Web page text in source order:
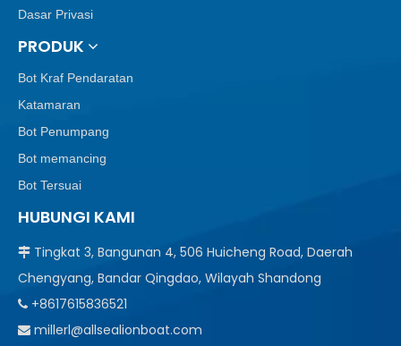
Dasar Privasi
PRODUK
Bot Kraf Pendaratan
Katamaran
Bot Penumpang
Bot memancing
Bot Tersuai
HUBUNGI KAMI
 Tingkat 3, Bangunan 4, 506 Huicheng Road, Daerah
Chengyang, Bandar Qingdao, Wilayah Shandong
 +8617615836521
 millerl@allsealionboat.com